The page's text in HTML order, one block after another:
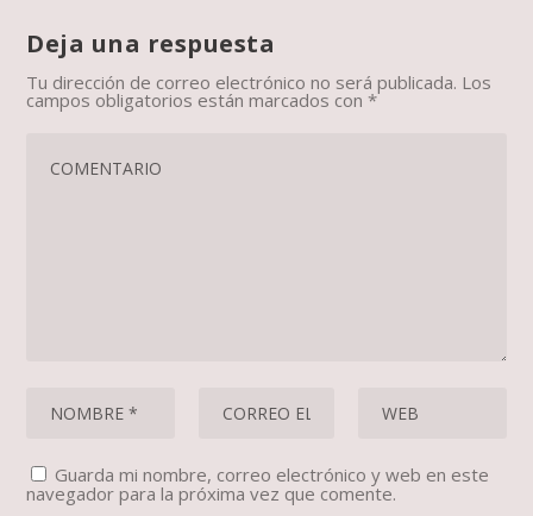
Deja una respuesta
Tu dirección de correo electrónico no será publicada. Los
campos obligatorios están marcados con*
Guarda mi nombre, correo electrónico y web en este
navegador para la próxima vez que comente.